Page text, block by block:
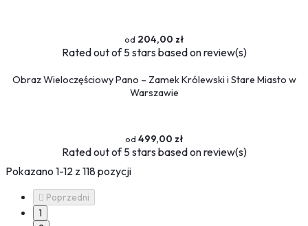
204,00 zł
Ratedout of 5 stars based onreview(s)
Obraz Wieloczęściowy Pano – Zamek Królewski i Stare Miasto w
Warszawie
499,00 zł
Ratedout of 5 stars based onreview(s)
Pokazano 1-12 z 118 pozycji
 Poprzedni
1